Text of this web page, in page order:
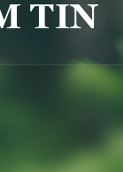
TIN